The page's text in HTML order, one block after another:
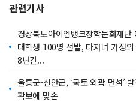
관련기사
경상북도아이엠뱅크장학문화재단
대학생 100명 선발, 다자녀 가정
8년간...
울릉군-신안군, ‘국토 외곽 먼섬’
확보에 맞손